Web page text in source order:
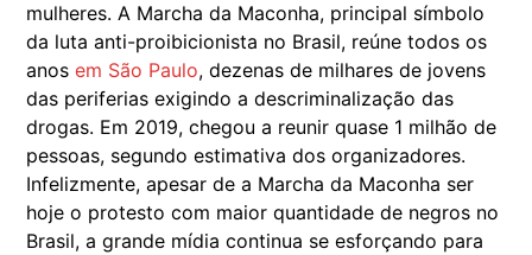
mulheres. A Marcha da Maconha, principal símbolo
da luta anti-proibicionista no Brasil, reúne todos os
anosem São Paulo, dezenas de milhares de jovens
das periferias exigindo a descriminalização das
drogas. Em 2019, chegou a reunir quase 1 milhão de
pessoas, segundo estimativa dos organizadores.
Infelizmente, apesar de a Marcha da Maconha ser
hoje o protesto com maior quantidade de negros no
Brasil, a grande mídia continua se esforçando para